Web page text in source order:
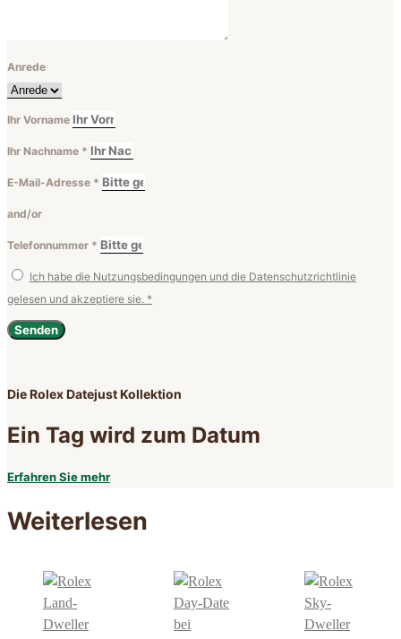
Anrede
Ihr Vorname
Ihr Nachname *
E-Mail-Adresse *
and/or
Telefonnummer *
Ich habe die Nutzungsbedingungen und die Datenschutzrichtlinie
gelesen und akzeptiere sie. *
Senden
Die Rolex Datejust Kollektion
Ein Tag wird zum Datum
Erfahren Sie mehr
Weiterlesen